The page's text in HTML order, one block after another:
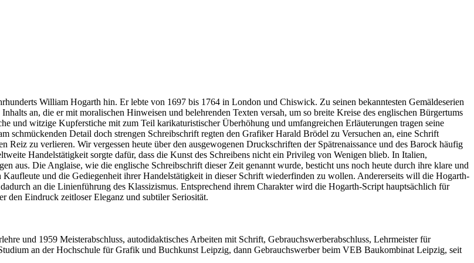
William Hogarth hin. Er lebte von 1697 bis 1764 in London und Chiswick. Zu seinen bekanntesten Gemäldeserien
an, die er mit moralischen Hinweisen und belehrenden Texten versah, um so breite Kreise des englischen Bürgertums
und witzige Kupferstiche mit zum Teil karikaturistischer Überhöhung und umfangreichen Erläuterungen tragen seine
schmückenden Detail doch strengen Schreibschrift regten den Grafiker Harald Brödel zu Versuchen an, eine Schrift
Reiz zu verlieren. Wir vergessen heute über den ausgewogenen Druckschriften der Spätrenaissance und des Barock häufig
Handelstätigkeit sorgte dafür, dass die Kunst des Schreibens nicht ein Privileg von Wenigen blieb. In Italien,
aus. Die Anglaise, wie die englische Schreibschrift dieser Zeit genannt wurde, besticht uns noch heute durch ihre klare und
und die Gediegenheit ihrer Handelstätigkeit in dieser Schrift wiederfinden zu wollen. Andererseits will die Hogarth-
an die Linienführung des Klassizismus. Entsprechend ihrem Charakter wird die Hogarth-Script hauptsächlich für
den Eindruck zeitloser Eleganz und subtiler Seriosität.
und 1959 Meisterabschluss, autodidaktisches Arbeiten mit Schrift, Gebrauchswerberabschluss, Lehrmeister für
an der Hochschule für Grafik und Buchkunst Leipzig, dann Gebrauchswerber beim VEB Baukombinat Leipzig, seit